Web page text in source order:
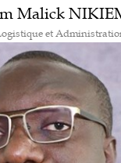
Malick
et